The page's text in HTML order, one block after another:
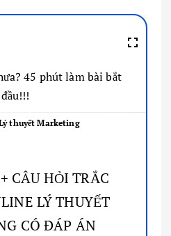
45 phút làm bài bắt
đầu!!!
thuyết Marketing
CÂU HỎI TRẮC
LÝ THUYẾT
CÓ ĐÁP ÁN